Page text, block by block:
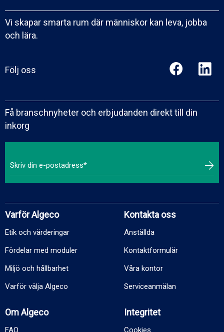
Vi skapar smarta rum där människor kan leva, jobba
och lära.
Följ oss
Få branschnyheter och erbjudanden direkt till din
inkorg
Varför Algeco
Etik och värderingar
Fördelar med moduler
Miljö och hållbarhet
Varför välja Algeco
Kontakta oss
Anställda
Kontaktformulär
Våra kontor
Serviceanmälan
Om Algeco
FAQ
Integritet
Cookies